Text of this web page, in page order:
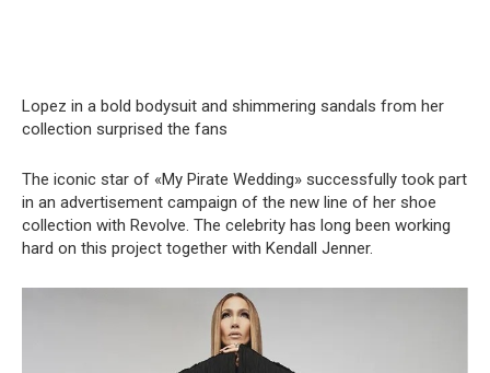
Lopez in a bold bodysuit and shimmering sandals from her
collection surprised the fans
The iconic star of «My Pirate Wedding» successfully took part
in an advertisement campaign of the new line of her shoe
collection with Revolve. The celebrity has long been working
hard on this project together with Kendall Jenner.